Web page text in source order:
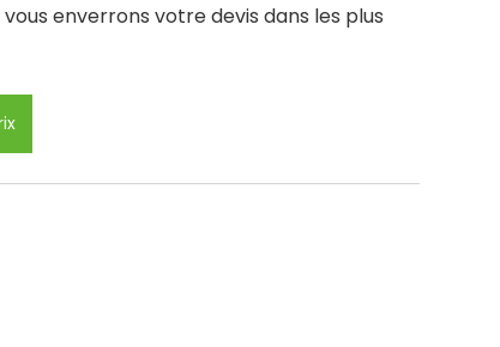
enverrons votre devis dans les plus